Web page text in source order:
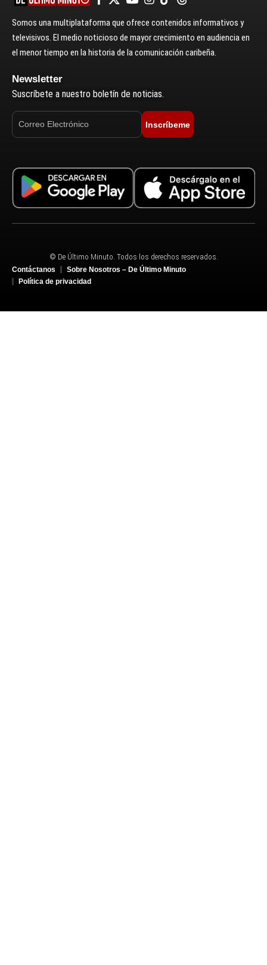
Somos una multiplataforma que ofrece contenidos informativos y
televisivos. El medio noticioso de mayor crecimiento en audiencia en
el menor tiempo en la historia de la comunicación caribeña.
Newsletter
Suscríbete a nuestro boletín de noticias.
Inscríbeme
© De Último Minuto. Todos los derechos reservados.
Contáctanos
Sobre Nosotros – De Último Minuto
Política de privacidad